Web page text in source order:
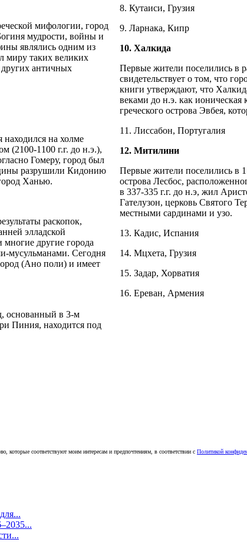
мифологии, город
мудрости, войны и
являлись одним из
миру таких великих
античных
на холме
(2100-1100 г.г. до н.э.),
Гомеру, город был
разрушили Кидонию
Ханью.
раскопок,
элладской
другие города
мусульманами. Cегодня
(Ано поли) и имеет
основанный в 3-м
Пиния, находится под
8. Кутаиси, Грузия
9. Ларнака, Кипр
10. Халкида
Первые жители поселились в
свидетельствует о том, что
книги утверждают, что
веками до н.э. как
греческого острова Эвбея,
11. Лиссабон, Португалия
12. Митилини
Первые жители поселились в
острова Лесбос,
в 337-335 г.г. до н.э, жил
Гателузон, церковь Святого
местными сардинами и узо.
13. Кадис, Испания
14. Мцхета, Грузия
15. Задар, Хорватия
16. Ереван, Армения
соответствуют моим интересам и предпочтениям, в соответствии с Политикой